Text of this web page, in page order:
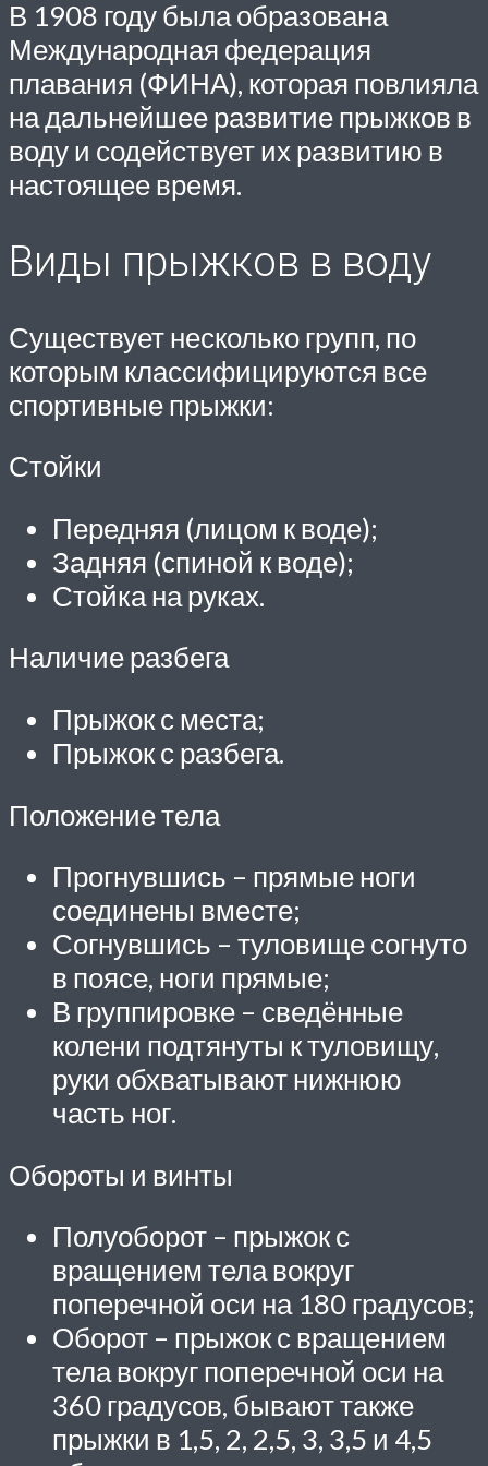
В 1908 году была образована
Международная федерация
плавания (ФИНА), которая повлияла
на дальнейшее развитие прыжков в
воду и содействует их развитию в
настоящее время.
Виды прыжков в воду
Существует несколько групп, по
которым классифицируются все
спортивные прыжки:
Стойки
Передняя (лицом к воде);
Задняя (спиной к воде);
Стойка на руках.
Наличие разбега
Прыжок с места;
Прыжок с разбега.
Положение тела
Прогнувшись – прямые ноги
соединены вместе;
Согнувшись – туловище согнуто
в поясе, ноги прямые;
В группировке – сведённые
колени подтянуты к туловищу,
руки обхватывают нижнюю
часть ног.
Обороты и винты
Полуоборот – прыжок с
вращением тела вокруг
поперечной оси на 180 градусов;
Оборот – прыжок с вращением
тела вокруг поперечной оси на
360 градусов, бывают также
прыжки в 1,5, 2, 2,5, 3, 3,5 и 4,5